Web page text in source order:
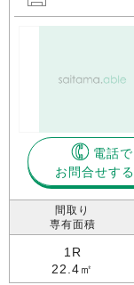
電話で
お問合せする
間取り
専有面積
1R
22.4㎡